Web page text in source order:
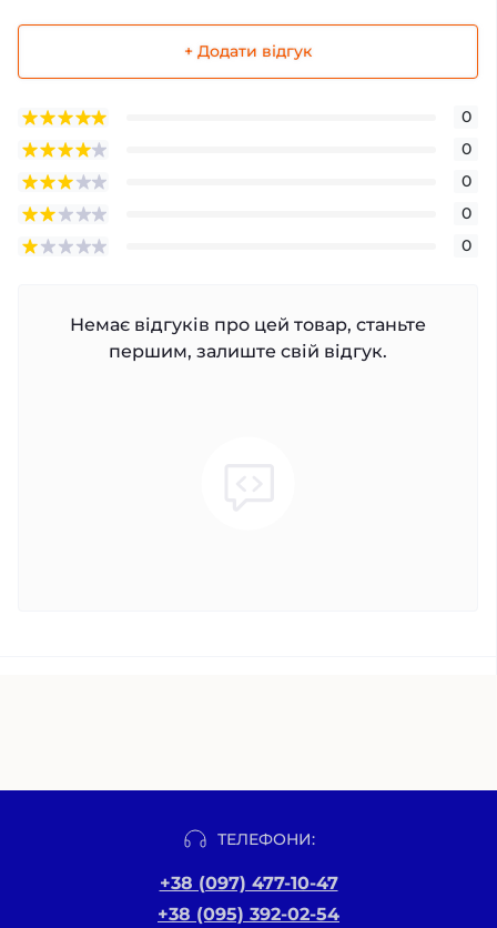
+ Додати відгук
0
0
0
0
0
Немає відгуків про цей товар, станьте
першим, залиште свій відгук.
ТЕЛЕФОНИ:
+38 (097) 477-10-47
+38 (095) 392-02-54